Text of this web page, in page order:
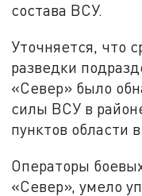
состава ВСУ.
Уточняется, что
разведки
«Север» было
силы ВСУ в
пунктов области
Операторы
«Север», умело